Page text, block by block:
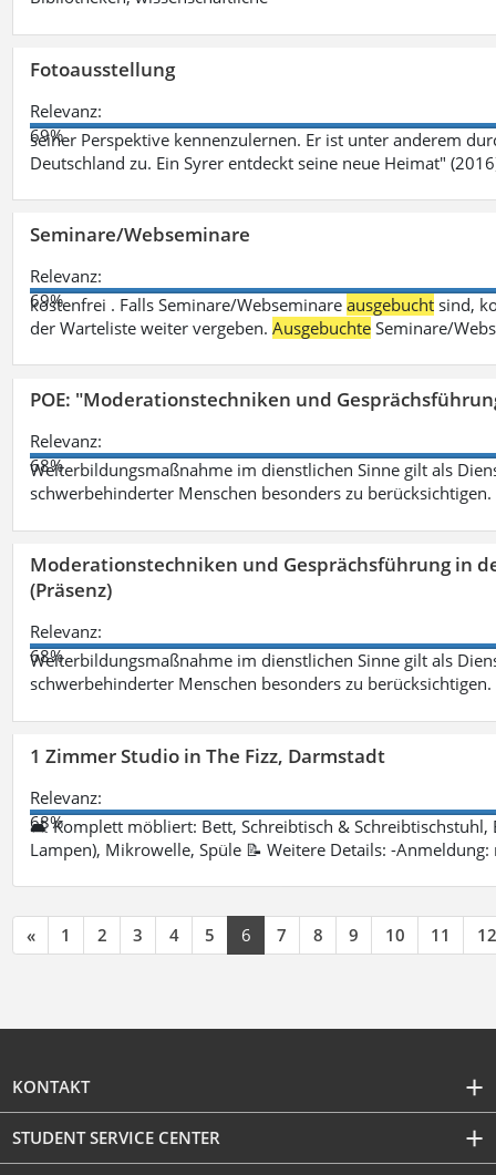
Fotoausstellung
Relevanz:
69%
seiner Perspektive kennenzulernen. Er ist unter anderem
Deutschland zu. Ein Syrer entdeckt seine neue Heimat"
Seminare/Webseminare
Relevanz:
69%
kostenfrei . Falls Seminare/Webseminareausgebucht sind,
der Warteliste weiter vergeben.Ausgebuchte Seminare/
POE: "Moderationstechniken und
Relevanz:
68%
Weiterbildungsmaßnahme im dienstlichen Sinne gilt als
schwerbehinderter Menschen besonders zu berücksichtigen.
Moderationstechniken und Gesprächsführung in
(Präsenz)
Relevanz:
68%
Weiterbildungsmaßnahme im dienstlichen Sinne gilt als
schwerbehinderter Menschen besonders zu berücksichtigen.
1 Zimmer Studio in The Fizz, Darmstadt
Relevanz:
68%
🛋 Komplett möbliert: Bett, Schreibtisch & Schreibtischstuhl,
Lampen), Mikrowelle, Spüle 📝 Weitere Details: -
« 1 2 3 4 5 6 7 8 9 10 11 12
KONTAKT
STUDENT SERVICE CENTER